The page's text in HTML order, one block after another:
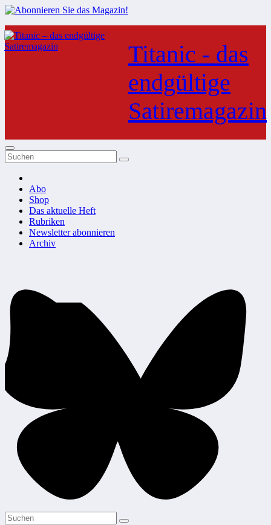
Zum
Inhalt
springen
Titanic - das
endgültige
Satiremagazin
Abo
Shop
Das aktuelle Heft
Rubriken
Newsletter abonnieren
Archiv